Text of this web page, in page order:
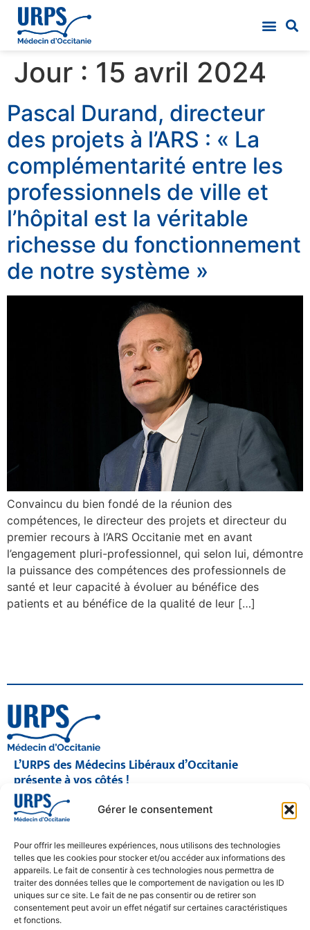
Gérer le consentement
Pour offrir les meilleures expériences, nous utilisons des technologies
telles que les cookies pour stocker et/ou accéder aux informations des
appareils. Le fait de consentir à ces technologies nous permettra de
traiter des données telles que le comportement de navigation ou les ID
uniques sur ce site. Le fait de ne pas consentir ou de retirer son
consentement peut avoir un effet négatif sur certaines caractéristiques
et fonctions.
Jour : 15 avril 2024
Pascal Durand, directeur
des projets à l’ARS : « La
complémentarité entre les
professionnels de ville et
l’hôpital est la véritable
richesse du fonctionnement
de notre système »
Convaincu du bien fondé de la réunion des
compétences, le directeur des projets et directeur du
premier recours à l’ARS Occitanie met en avant
l’engagement pluri-professionnel, qui selon lui, démontre
la puissance des compétences des professionnels de
santé et leur capacité à évoluer au bénéfice des
patients et au bénéfice de la qualité de leur […]
L’URPS des Médecins Libéraux d’Occitanie
présente à vos côtés !
© 2026 URPS médecin d'Occitanie
Siège social : 1300 Avenue Albert Einstein, 34000 Montpellier
05 61 15 80 90
Accueil : Lundi au Vendredi | 08h30 – 17h30
CONTACT
MENTIONS LÉGALES